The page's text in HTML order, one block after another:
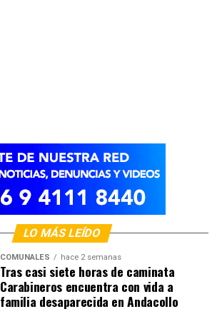
LO MÁS LEÍDO
COMUNALES hace 2 semanas
Tras casi siete horas de caminata
Carabineros encuentra con vida a
familia desaparecida en Andacollo